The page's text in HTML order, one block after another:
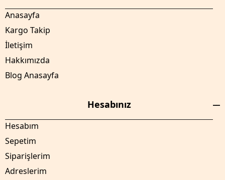
Anasayfa
Kargo Takip
İletişim
Hakkımızda
Blog Anasayfa
Hesabınız
Hesabım
Sepetim
Siparişlerim
Adreslerim